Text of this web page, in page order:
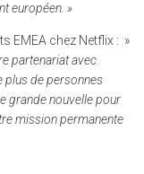
européen. »
EMEA chez Netflix : »
partenariat avec
plus de personnes
grande nouvelle pour
mission permanente